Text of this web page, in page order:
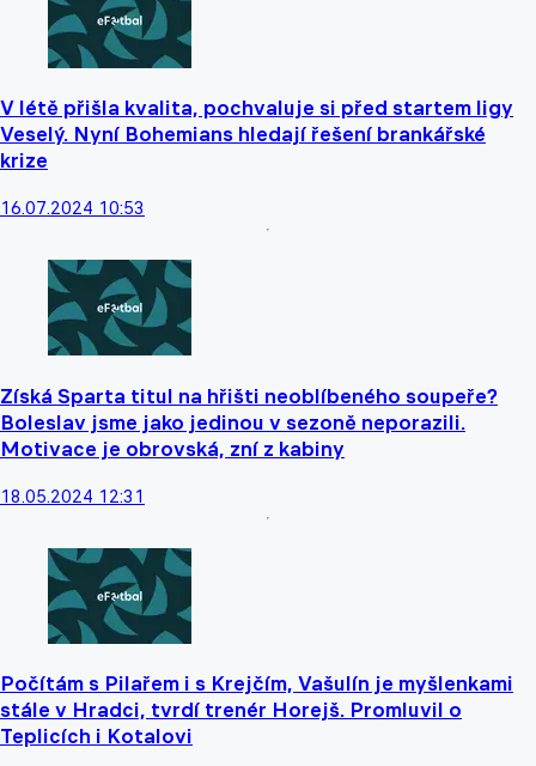
V létě přišla kvalita, pochvaluje si před startem ligy
Veselý. Nyní Bohemians hledají řešení brankářské
krize
16.07.2024 10:53
Získá Sparta titul na hřišti neoblíbeného soupeře?
Boleslav jsme jako jedinou v sezoně neporazili.
Motivace je obrovská, zní z kabiny
18.05.2024 12:31
Počítám s Pilařem i s Krejčím, Vašulín je myšlenkami
stále v Hradci, tvrdí trenér Horejš. Promluvil o
Teplicích i Kotalovi